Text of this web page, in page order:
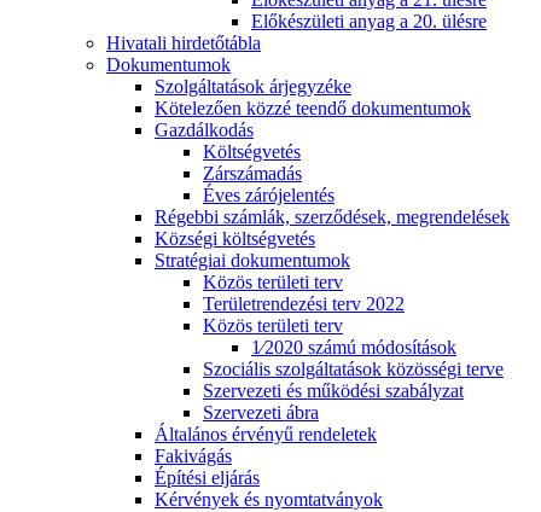
Előkészületi anyag a 20. ülésre
Hivatali hirdetőtábla
Dokumentumok
Szolgáltatások árjegyzéke
Kötelezően közzé teendő dokumentumok
Gazdálkodás
Költségvetés
Zárszámadás
Éves zárójelentés
Régebbi számlák, szerződések, megrendelések
Községi költségvetés
Stratégiai dokumentumok
Közös területi terv
Területrendezési terv 2022
Közös területi terv
1⁄2020 számú módosítások
Szociális szolgáltatások közösségi terve
Szervezeti és működési szabályzat
Szervezeti ábra
Általános érvényű rendeletek
Fakivágás
Építési eljárás
Kérvények és nyomtatványok